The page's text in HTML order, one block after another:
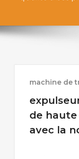
machine de
de
avec la